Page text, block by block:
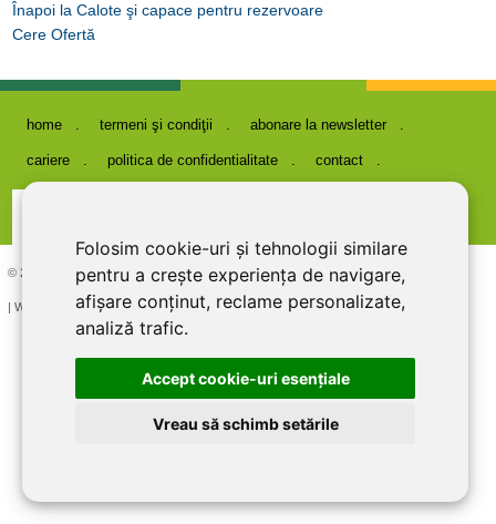
Folosim cookie-uri și tehnologii similare
pentru a crește experiența de navigare,
afișare conținut, reclame personalizate,
analiză trafic.
Accept cookie-uri esenţiale
Vreau să schimb setările
Înapoi la Calote şi capace pentru rezervoare
Cere Ofertă
home termeni şi condiţii abonare la newsletter
cariere politica de confidentialitate contact
© 2026 DIRECT LINE INOX IMPEX SRL, RO7727821, J12/1817/1995
| Website creat si optimizat deLiveCOM